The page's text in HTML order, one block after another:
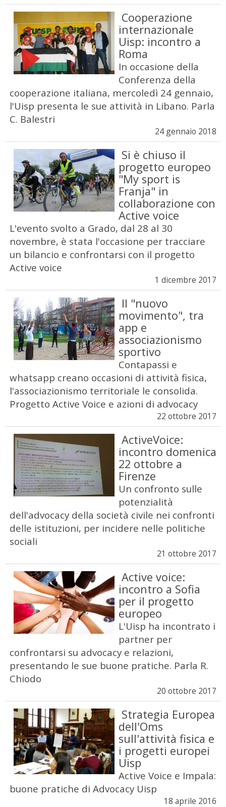
Cooperazione
internazionale
Uisp: incontro a
Roma
In occasione della
Conferenza della
cooperazione italiana, mercoledì 24 gennaio,
l'Uisp presenta le sue attività in Libano. Parla
C. Balestri
24 gennaio 2018
Si è chiuso il
progetto europeo
"My sport is
Franja" in
collaborazione con
Active voice
L'evento svolto a Grado, dal 28 al 30
novembre, è stata l'occasione per tracciare
un bilancio e confrontarsi con il progetto
Active voice
1 dicembre 2017
Il "nuovo
movimento", tra
app e
associazionismo
sportivo
Contapassi e
whatsapp creano occasioni di attività fisica,
l'associazionismo territoriale le consolida.
Progetto Active Voice e azioni di advocacy
22 ottobre 2017
ActiveVoice:
incontro domenica
22 ottobre a
Firenze
Un confronto sulle
potenzialità
dell'advocacy della società civile nei confronti
delle istituzioni, per incidere nelle politiche
sociali
21 ottobre 2017
Active voice:
incontro a Sofia
per il progetto
europeo
L'Uisp ha incontrato i
partner per
confrontarsi su advocacy e relazioni,
presentando le sue buone pratiche. Parla R.
Chiodo
20 ottobre 2017
Strategia Europea
dell'Oms
sull'attività fisica e
i progetti europei
Uisp
Active Voice e Impala:
buone pratiche di Advocacy Uisp
18 aprile 2016